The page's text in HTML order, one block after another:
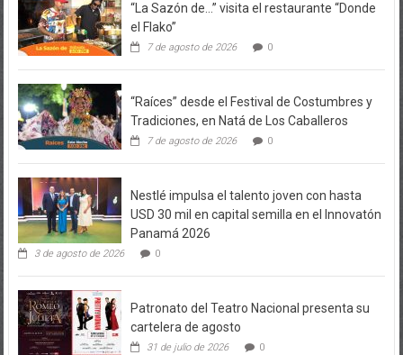
“La Sazón de…” visita el restaurante “Donde
el Flako”
7 de agosto de 2026 0
“Raíces” desde el Festival de Costumbres y
Tradiciones, en Natá de Los Caballeros
7 de agosto de 2026 0
Nestlé impulsa el talento joven con hasta
USD 30 mil en capital semilla en el Innovatón
Panamá 2026
3 de agosto de 2026 0
Patronato del Teatro Nacional presenta su
cartelera de agosto
31 de julio de 2026 0